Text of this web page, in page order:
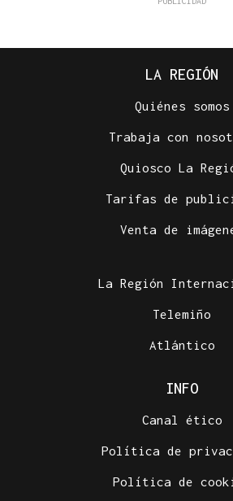
LA REGIÓN
Quiénes somos
Trabaja con
Quiosco La
Tarifas de
Venta de
La Región
Telemiño
Atlántico
INFO
Canal ético
Política de
Política de